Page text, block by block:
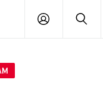
PŘIHLÁŠENÍ